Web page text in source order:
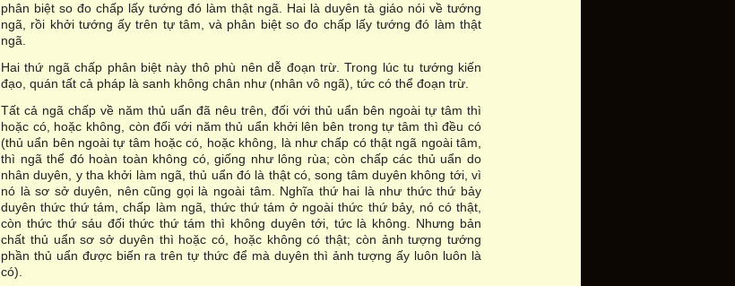
phân biệt so đo chấp lấy tướng đó làm thật ngã. Hai là duyên tà giáo nói về tướng
ngã, rồi khởi tướng ấy trên tự tâm, và phân biệt so đo chấp lấy tướng đó làm thật
ngã.
Hai thứ ngã chấp phân biệt này thô phù nên dễ đoạn trừ. Trong lúc tu tướng kiến
đạo, quán tất cả pháp là sanh không chân như (nhân vô ngã), tức có thể đoạn trừ.
Tất cả ngã chấp về năm thủ uẩn đã nêu trên, đối với thủ uẩn bên ngoài tự tâm thì
hoặc có, hoặc không, còn đối với năm thủ uẩn khởi lên bên trong tự tâm thì đều có
(thủ uẩn bên ngoài tự tâm hoặc có, hoặc không, là như chấp có thật ngã ngoài tâm,
thì ngã thể đó hoàn toàn không có, giống như lông rùa; còn chấp các thủ uẩn do
nhân duyên, y tha khởi làm ngã, thủ uẩn đó là thật có, song tâm duyên không tới, vì
nó là sơ sở duyên, nên cũng gọi là ngoài tâm. Nghĩa thứ hai là như thức thứ bảy
duyên thức thứ tám, chấp làm ngã, thức thứ tám ở ngoài thức thứ bảy, nó có thật,
còn thức thứ sáu đối thức thứ tám thì không duyên tới, tức là không. Nhưng bản
chất thủ uẩn sơ sở duyên thì hoặc có, hoặc không có thật; còn ảnh tượng tướng
phần thủ uẩn được biến ra trên tự thức để mà duyên thì ảnh tượng ấy luôn luôn là
có).